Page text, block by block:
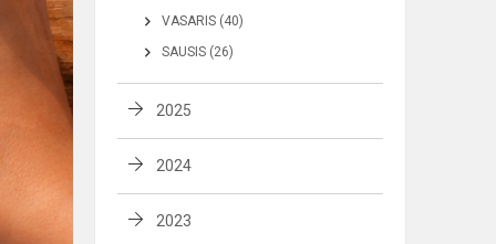
VASARIS (40)
SAUSIS (26)
2025
2024
2023